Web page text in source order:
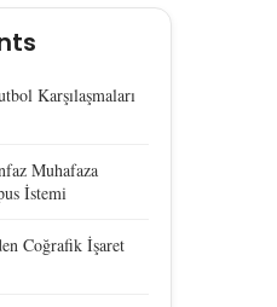
Karşılaşmaları
Muhafaza
İstemi
Coğrafik İşaret